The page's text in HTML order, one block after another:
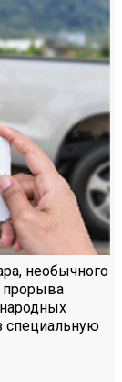
необычного
прорыва
специальную